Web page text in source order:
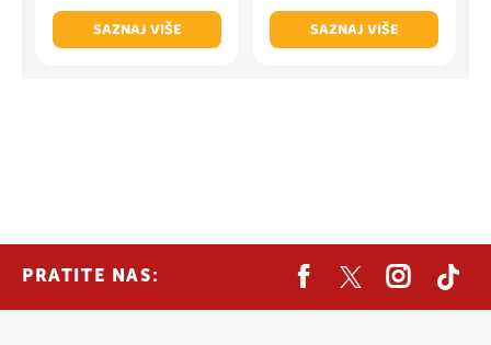
SAZNAJ VIŠE
SAZNAJ VIŠE
PRATITE NAS: